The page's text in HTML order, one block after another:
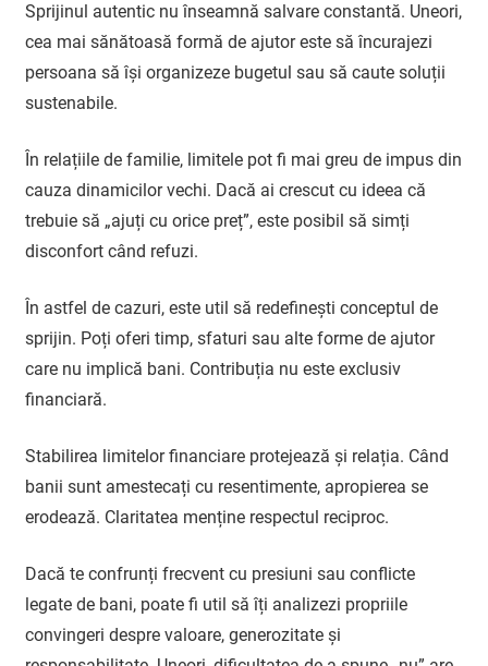
Sprijinul autentic nu înseamnă salvare constantă. Uneori,
cea mai sănătoasă formă de ajutor este să încurajezi
persoana să își organizeze bugetul sau să caute soluții
sustenabile.
În relațiile de familie, limitele pot fi mai greu de impus din
cauza dinamicilor vechi. Dacă ai crescut cu ideea că
trebuie să „ajuți cu orice preț”, este posibil să simți
disconfort când refuzi.
În astfel de cazuri, este util să redefinești conceptul de
sprijin. Poți oferi timp, sfaturi sau alte forme de ajutor
care nu implică bani. Contribuția nu este exclusiv
financiară.
Stabilirea limitelor financiare protejează și relația. Când
banii sunt amestecați cu resentimente, apropierea se
erodează. Claritatea menține respectul reciproc.
Dacă te confrunți frecvent cu presiuni sau conflicte
legate de bani, poate fi util să îți analizezi propriile
convingeri despre valoare, generozitate și